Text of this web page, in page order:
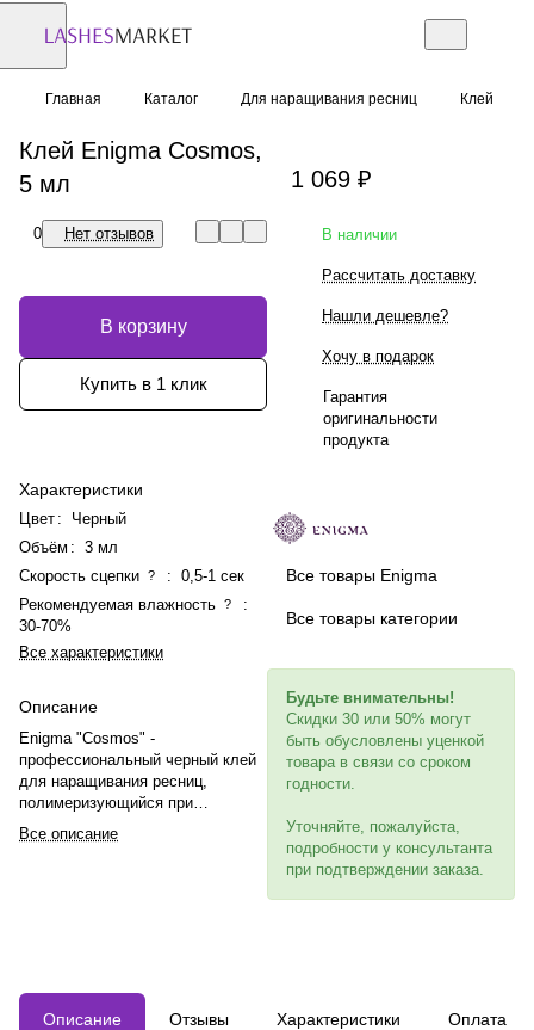
Главная Каталог Для наращивания ресниц Клей
Клей Enigma Cosmos,
5 мл
0 Нет отзывов
В корзину
Купить в 1 клик
Характеристики
Цвет :
Черный
Объём : 3 мл
Скорость сцепки ? : 0,5-1 сек
Рекомендуемая влажность ?
:
30-70%
Все характеристики
Описание
Enigma "Cosmos" -
профессиональный черный клей
для наращивания ресниц,
полимеризующийся при
нестандартных условиях (18-24
С, влажность 30-70%),
Все описание
1 069 ₽
В наличии
Рассчитать доставку
Нашли дешевле?
Хочу в подарок
Гарантия
оригинальности
продукта
Все товары Enigma
Все товары категории
Будьте внимательны!
Скидки 30 или 50% могут
быть обусловлены уценкой
товара в связи со сроком
годности.
Уточняйте, пожалуйста,
подробности у консультанта
при подтверждении заказа.
Описание Отзывы Характеристики Оплата